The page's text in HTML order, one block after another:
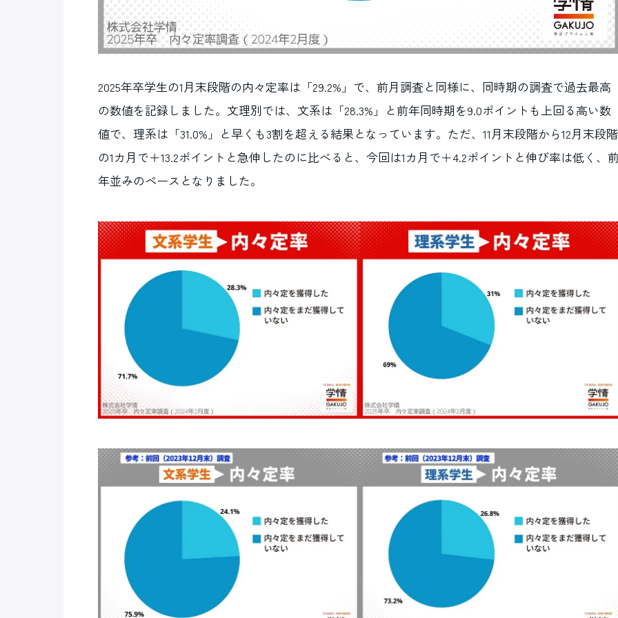
2025年卒学生の1月末段階の内々定率は「29.2%」で、前月調査と同様に、同時期の調査で過去最高
の数値を記録しました。文理別では、文系は「28.3%」と前年同時期を9.0ポイントも上回る高い数
値で、理系は「31.0%」と早くも3割を超える結果となっています。ただ、11月末段階から12月末段階
の1カ月で＋13.2ポイントと急伸したのに比べると、今回は1カ月で＋4.2ポイントと伸び率は低く、
年並みのペースとなりました。